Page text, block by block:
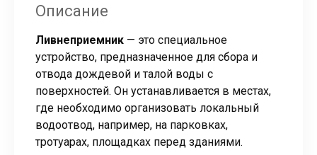
Описание
Ливнеприемник — это специальное
устройство, предназначенное для сбора и
отвода дождевой и талой воды с
поверхностей. Он устанавливается в местах,
где необходимо организовать локальный
водоотвод, например, на парковках,
тротуарах, площадках перед зданиями.